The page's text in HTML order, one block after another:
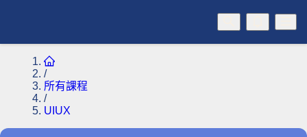
/
所有課程
/
UIUX